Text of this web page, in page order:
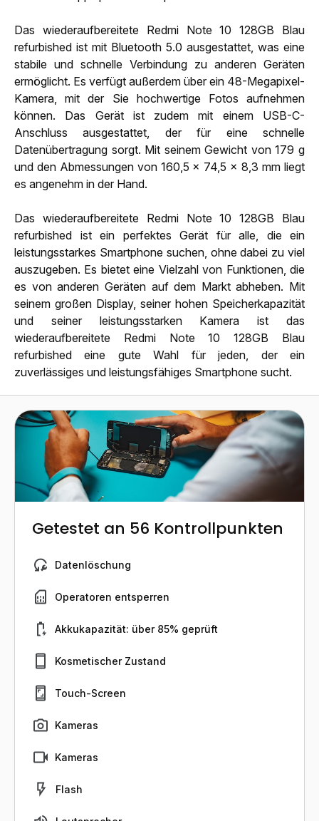
Das wiederaufbereitete Redmi Note 10 128GB Blau
refurbished ist mit Bluetooth 5.0 ausgestattet, was eine
stabile und schnelle Verbindung zu anderen Geräten
ermöglicht. Es verfügt außerdem über ein 48-Megapixel-
Kamera, mit der Sie hochwertige Fotos aufnehmen
können. Das Gerät ist zudem mit einem USB-C-
Anschluss ausgestattet, der für eine schnelle
Datenübertragung sorgt. Mit seinem Gewicht von 179 g
und den Abmessungen von 160,5 x 74,5 x 8,3 mm liegt
es angenehm in der Hand.
Das wiederaufbereitete Redmi Note 10 128GB Blau
refurbished ist ein perfektes Gerät für alle, die ein
leistungsstarkes Smartphone suchen, ohne dabei zu viel
auszugeben. Es bietet eine Vielzahl von Funktionen, die
es von anderen Geräten auf dem Markt abheben. Mit
seinem großen Display, seiner hohen Speicherkapazität
und seiner leistungsstarken Kamera ist das
wiederaufbereitete Redmi Note 10 128GB Blau
refurbished eine gute Wahl für jeden, der ein
zuverlässiges und leistungsfähiges Smartphone sucht.
Getestet an 56 Kontrollpunkten
Datenlöschung
Operatoren entsperren
Akkukapazität: über 85% geprüft
Kosmetischer Zustand
Touch-Screen
Kameras
Kameras
Flash